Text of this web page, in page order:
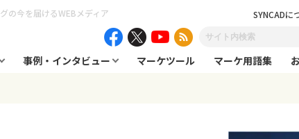
の今を届けるWEBメディア SYNCADに
事例・インタビュー マーケツール マーケ用語集